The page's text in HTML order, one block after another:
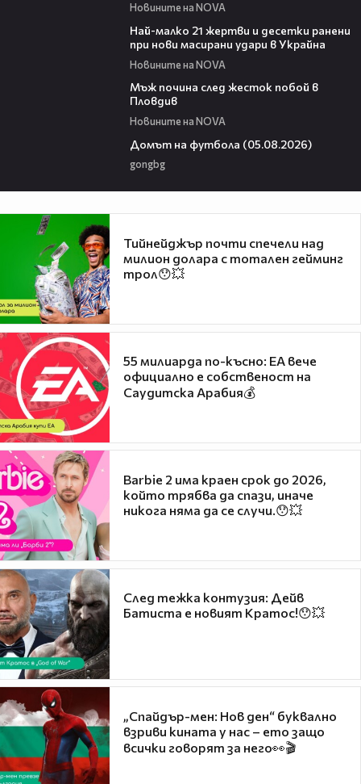
Новините на NOVA
Най-малко 21 жертви и десетки ранени
при нови масирани удари в Украйна
Новините на NOVA
Мъж почина след жесток побой в
Пловдив
Новините на NOVA
Домът на футбола (05.08.2026)
gongbg
Тийнейджър почти спечели над
милион долара с тотален гейминг
трол😯💥
55 милиарда по-късно: EA вече
официално е собственост на
Саудитска Арабия💰
Barbie 2 има краен срок до 2026,
който трябва да спази, иначе
никога няма да се случи.😯💥
След тежка контузия: Дейв
Батиста е новият Кратос!😯💥
„Спайдър-мен: Нов ден“ буквално
взриви кината у нас – ето защо
всички говорят за него👀🎬